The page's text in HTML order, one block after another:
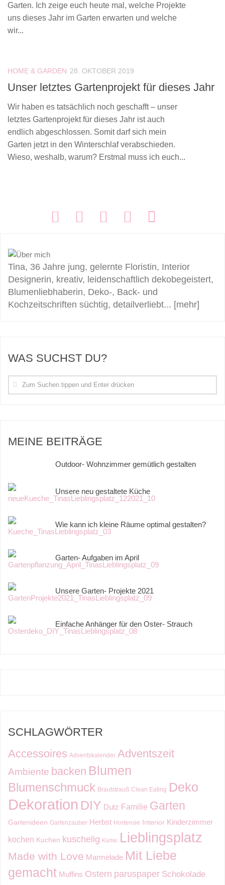
Garten. Ich zeige euch heute mal, welche Projekte
uns dieses Jahr im Garten erwarten und welche
wir...
HOME & GARDEN 28. OKTOBER 2019
Unser letztes Gartenprojekt für dieses Jahr
Wir haben es tatsächlich noch geschafft – unser
letztes Gartenprojekt für dieses Jahr ist auch
endlich abgeschlossen. Somit darf sich mein
Garten jetzt in den Winterschlaf verabschieden.
Wieso, weshalb, warum? Erstmal muss ich euch...
Tina, 36 Jahre jung, gelernte Floristin, Interior
Designerin, kreativ, leidenschaftlich dekobegeistert,
Blumenliebhaberin, Deko-, Back- und
Kochzeitschriften süchtig, detailverliebt... [mehr]
WAS SUCHST DU?
MEINE BEITRÄGE
Outdoor- Wohnzimmer gemütlich gestalten
Unsere neu gestaltete Küche
Wie kann ich kleine Räume optimal gestalten?
Garten- Aufgaben im April
Unsere Garten- Projekte 2021
Einfache Anhänger für den Oster- Strauch
SCHLAGWÖRTER
Accessoires Adventskalender Adventszeit
Ambiente backen Blumen
Blumenschmuck Brautstrauß Clean Eating Deko
Dekoration DIY Dutz Familie Garten
Gartenideen Gartenzauber Herbst Hortensie Interior Kinderzimmer
kochen Kuchen kuschelig Kürbis Lieblingsplatz
Made with Love Marmelade Mit Liebe
gemacht Muffins Ostern paruspaper Schokolade